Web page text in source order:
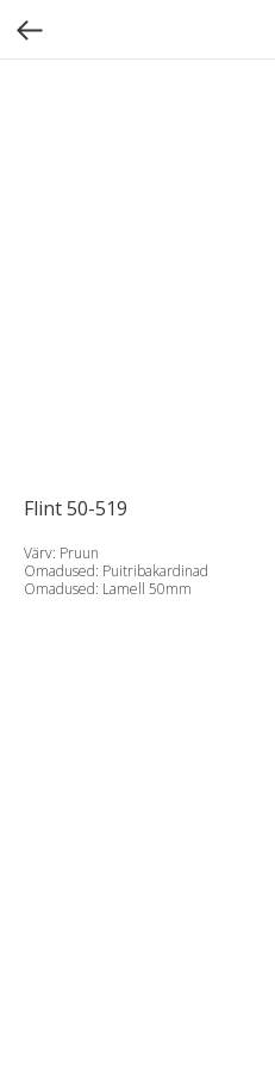
Flint 50-519
Värv: Pruun
Omadused: Puitribakardinad
Omadused: Lamell 50mm